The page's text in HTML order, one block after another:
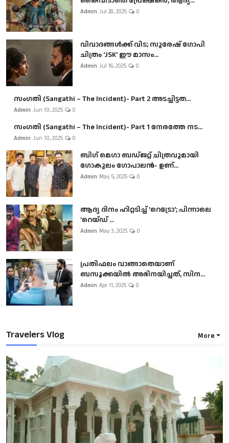
Admin Jul 28, 2025 0
വിവാദങ്ങൾക്ക് വിട; സുരേഷ് ഗോപി
ചിത്രം 'JSK' ഈ മാസം...
Admin Jul 16, 2025 0
സംഗതി (Sangathi – The Incident)- Part 2 അടച്ചിട്ടത...
Admin Jun 10, 2025 0
സംഗതി (Sangathi – The Incident)- Part 1 നേരത്തേ നട...
Admin Jun 10, 2025 0
ബി​ഗ് മെഗാ ബഡ്ജറ്റ് ചിത്രവുമായി
ഗോകുലം ഗോപാലൻ- ഉണ്...
Admin May 5, 2025 0
ആദ്യ ദിനം ഹിറ്റടിച്ച് 'റെട്രോ'; പിന്നാലെ
'റെയ്ഡ് ...
Admin May 3, 2025 0
പ്രതിഫലം വാങ്ങാതെയാണ്
ബസൂക്കയില്‍ അഭിനയിച്ചത്, സിന...
Admin Apr 11, 2025 0
Travelers Vlog More